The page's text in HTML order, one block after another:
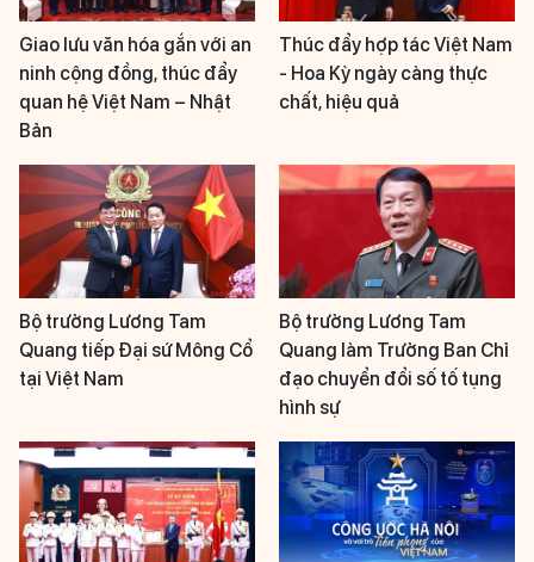
Giao lưu văn hóa gắn với an
ninh cộng đồng, thúc đẩy
quan hệ Việt Nam – Nhật
Bản
Thúc đẩy hợp tác Việt Nam
- Hoa Kỳ ngày càng thực
chất, hiệu quả
Bộ trưởng Lương Tam
Quang tiếp Đại sứ Mông Cổ
tại Việt Nam
Bộ trưởng Lương Tam
Quang làm Trưởng Ban Chỉ
đạo chuyển đổi số tố tụng
hình sự